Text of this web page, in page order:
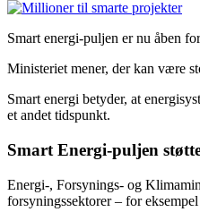
Smart energi-puljen er nu åben
Ministeriet mener, der kan være
Smart energi betyder, at
et andet tidspunkt.
Smart Energi-puljen
Energi-, Forsynings- og
forsyningssektorer – for